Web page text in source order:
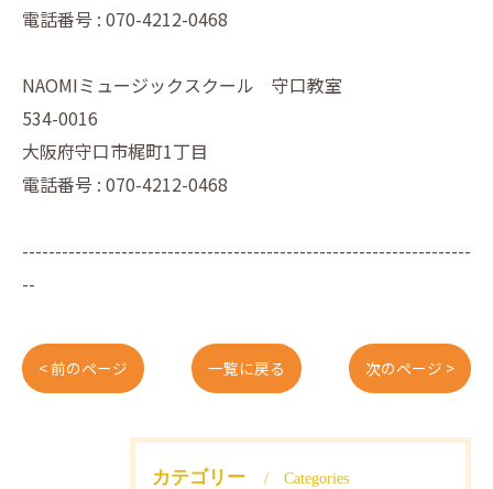
電話番号 : 070-4212-0468
NAOMIミュージックスクール 守口教室
534-0016
大阪府守口市梶町1丁目
電話番号 : 070-4212-0468
--------------------------------------------------------------------
--
< 前のページ 一覧に戻る 次のページ >
カテゴリー Categories